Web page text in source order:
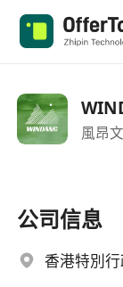
風昂
公司信息
香港特別